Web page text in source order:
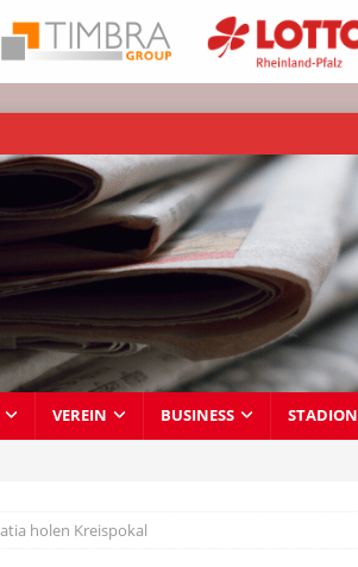
VEREIN BUSINESS STADION
holen Kreispokal